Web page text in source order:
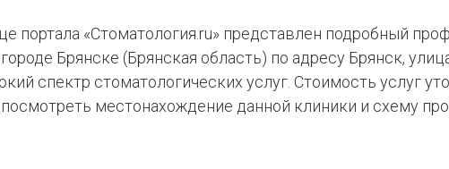
портала «Стоматология.ru» представлен подробный
Брянске (Брянская область) по адресу Брянск,
спектр стоматологических услуг. Стоимость услуг
местонахождение данной клиники и схему